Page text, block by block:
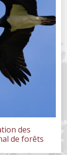
des
de forêts